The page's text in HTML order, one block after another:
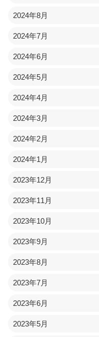
2024年8月
2024年7月
2024年6月
2024年5月
2024年4月
2024年3月
2024年2月
2024年1月
2023年12月
2023年11月
2023年10月
2023年9月
2023年8月
2023年7月
2023年6月
2023年5月